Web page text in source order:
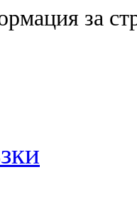
за